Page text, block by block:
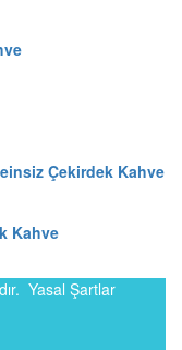
Çekirdek Kahve
Kahve
Yasal Şartlar